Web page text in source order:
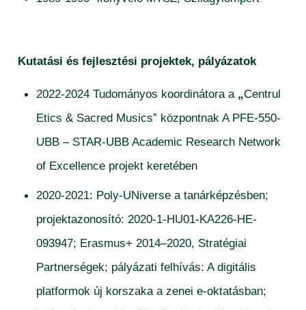
Kutatási és fejlesztési projektek, pályázatok
2022-2024 Tudományos koordinátora a„Centrul
Etics & Sacred Musics” központnak A PFE-550-
UBB – STAR-UBB Academic Research Network
of Excellence projekt keretében
2020-2021: Poly-UNiverse a tanárképzésben;
projektazonosító: 2020-1-HU01-KA226-HE-
093947; Erasmus+ 2014–2020, Stratégiai
Partnerségek; pályázati felhívás: A digitális
platformok új korszaka a zenei e-oktatásban;